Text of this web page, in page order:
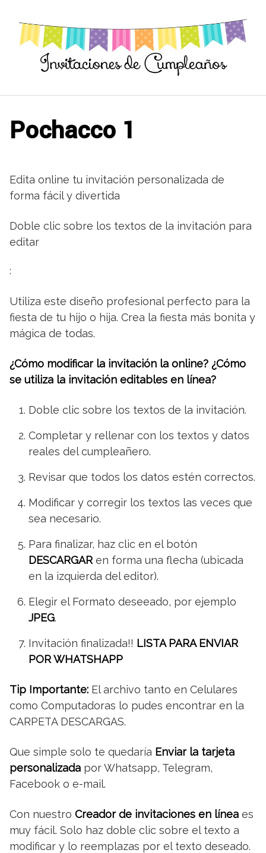
contenido
Pochacco 1
Edita online tu invitación personalizada de
forma fácil y divertida
Doble clic sobre los textos de la invitación para
editar
:
Utiliza este diseño profesional perfecto para la
fiesta de tu hijo o hija. Crea la fiesta más bonita y
mágica de todas.
¿Cómo modificar la invitación la online? ¿Cómo
se utiliza la invitación editables en línea?
Doble clic sobre los textos de la invitación.
Completar y rellenar con los textos y datos
reales del cumpleañero.
Revisar que todos los datos estén correctos.
Modificar y corregir los textos las veces que
sea necesario.
Para finalizar, haz clic en el botón
DESCARGAR en forma una flecha (ubicada
en la izquierda del editor).
Elegir el Formato deseeado, por ejemplo
JPEG.
Invitación finalizada!! LISTA PARA ENVIAR
POR WHATSHAPP
Tip Importante: El archivo tanto en Celulares
como Computadoras lo pudes encontrar en la
CARPETA DESCARGAS.
Que simple solo te quedaría Enviar la tarjeta
personalizada por Whatsapp, Telegram,
Facebook o e-mail.
Con nuestro Creador de invitaciones en línea es
muy fácil. Solo haz doble clic sobre el texto a
modificar y lo reemplazas por el texto deseado.